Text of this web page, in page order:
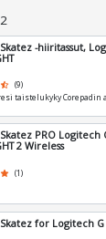
Skatez -hiiritassut,
star_half (9)
taistelukyky Corepadin
Skatez PRO Logitech
2 Wireless
star (1)
Skatez for Logitech G